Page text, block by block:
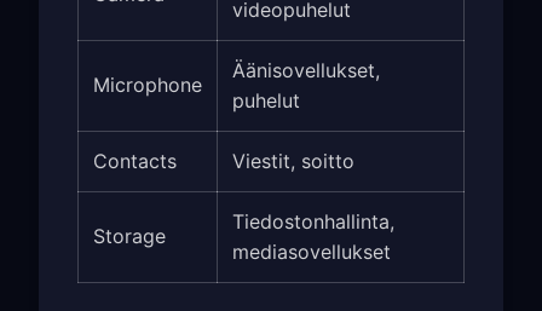
videopuhelut
Microphone
Äänisovellukset,
puhelut
Contacts Viestit, soitto
Storage
Tiedostonhallinta,
mediasovellukset